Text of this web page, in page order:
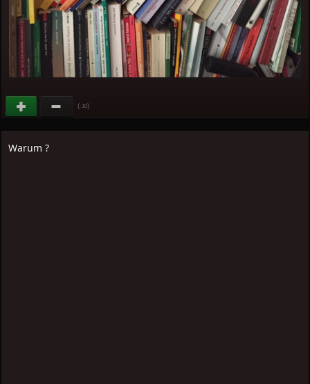
(-10)
Warum ?